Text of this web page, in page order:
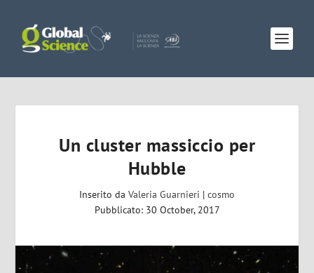
Un cluster massiccio per
Hubble
Inserito da Valeria Guarnieri | cosmo
Pubblicato: 30 October, 2017